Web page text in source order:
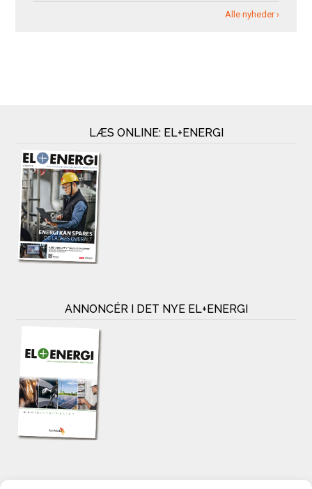
Alle nyheder ›
LÆS ONLINE: EL+ENERGI
ANNONCÉR I DET NYE EL+ENERGI